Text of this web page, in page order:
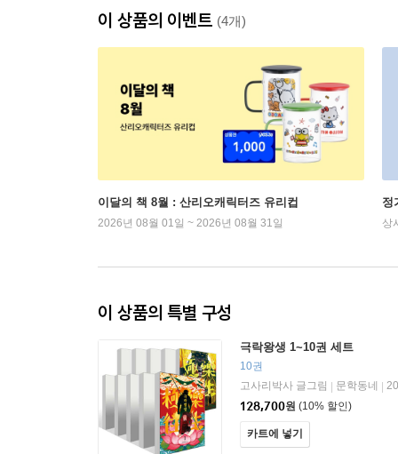
이 상품의 이벤트 (4개)
이달의 책 8월 : 산리오캐릭터즈 유리컵
2026년 08월 01일 ~ 2026년 08월 31일
정
상
이 상품의 특별 구성
극락왕생 1~10권 세트
10권
고사리박사 글그림
문학동네
128,700원 (10% 할인)
카트에 넣기